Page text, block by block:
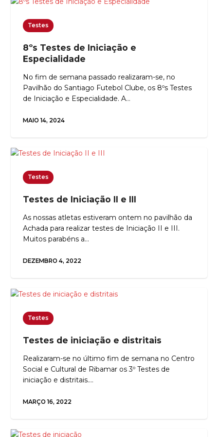
Testes
8ºs Testes de Iniciação e
Especialidade
No fim de semana passado realizaram-se, no
Pavilhão do Santiago Futebol Clube, os 8ºs Testes
de Iniciação e Especialidade. A…
MAIO 14, 2024
Testes
Testes de Iniciação II e III
As nossas atletas estiveram ontem no pavilhão da
Achada para realizar testes de Iniciação II e III.
Muitos parabéns a…
DEZEMBRO 4, 2022
Testes
Testes de iniciação e distritais
Realizaram-se no último fim de semana no Centro
Social e Cultural de Ribamar os 3º Testes de
iniciação e distritais.…
MARÇO 16, 2022